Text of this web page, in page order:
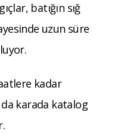
batığın sığ
uzun süre
kadar
karada katalog